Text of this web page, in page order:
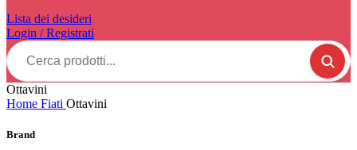
Lista dei desideri
Login / Registrati
Cerca
prodotti...
Ottavini
Home Fiati Ottavini
Brand